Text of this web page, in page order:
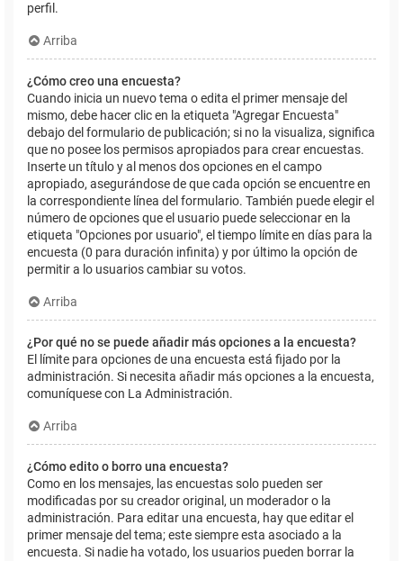
perfil.
Arriba
¿Cómo creo una encuesta?
Cuando inicia un nuevo tema o edita el primer mensaje del
mismo, debe hacer clic en la etiqueta "Agregar Encuesta"
debajo del formulario de publicación; si no la visualiza, significa
que no posee los permisos apropiados para crear encuestas.
Inserte un título y al menos dos opciones en el campo
apropiado, asegurándose de que cada opción se encuentre en
la correspondiente línea del formulario. También puede elegir el
número de opciones que el usuario puede seleccionar en la
etiqueta "Opciones por usuario", el tiempo límite en días para la
encuesta (0 para duración infinita) y por último la opción de
permitir a lo usuarios cambiar su votos.
Arriba
¿Por qué no se puede añadir más opciones a la encuesta?
El límite para opciones de una encuesta está fijado por la
administración. Si necesita añadir más opciones a la encuesta,
comuníquese con La Administración.
Arriba
¿Cómo edito o borro una encuesta?
Como en los mensajes, las encuestas solo pueden ser
modificadas por su creador original, un moderador o la
administración. Para editar una encuesta, hay que editar el
primer mensaje del tema; este siempre esta asociado a la
encuesta. Si nadie ha votado, los usuarios pueden borrar la